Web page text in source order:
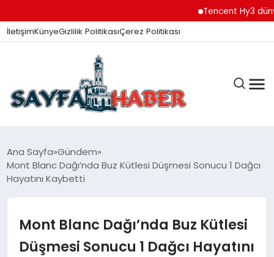
Tencent Hy3 dünya
İletişimKünyeGizlilik PolitikasıÇerez Politikası
ANA SAYFA
GÜNDEM
İZMIR HABERLERI
Ana Sayfa Gündem
Mont Blanc Dağı’nda Buz Kütlesi Düşmesi Sonucu 1 Dağcı
Hayatını Kaybetti
Mont Blanc Dağı’nda Buz Kütlesi
Düşmesi Sonucu 1 Dağcı Hayatını